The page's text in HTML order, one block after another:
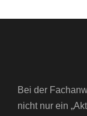
Bei der
nicht nur ein